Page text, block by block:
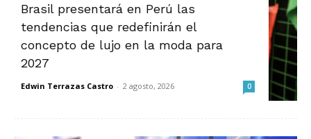
Brasil presentará en Perú las
tendencias que redefinirán el
concepto de lujo en la moda para
2027
Edwin Terrazas Castro - 2 agosto, 2026 0